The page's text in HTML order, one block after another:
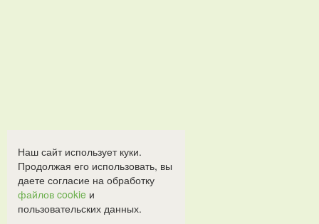
Наш сайт использует куки.
Продолжая его использовать, вы
даете согласие на обработку
файлов cookie и
пользовательских данных.